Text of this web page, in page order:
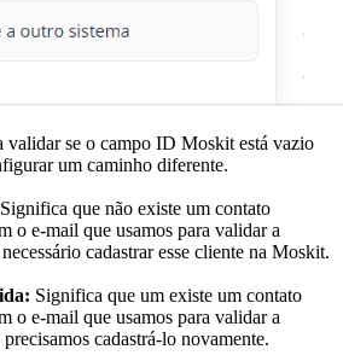
se o campo ID Moskit está vazio
um caminho diferente.
Significa que não existe um contato
o e-mail que usamos para validar a
cadastrar esse cliente na Moskit.
Significa que um existe um contato
o e-mail que usamos para validar a
cadastrá-lo novamente.